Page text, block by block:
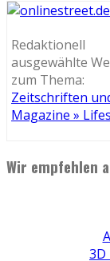
Redaktionell
ausgewählte
zum Thema:
Zeitschriften
Magazine »
Wir empfehlen
3D